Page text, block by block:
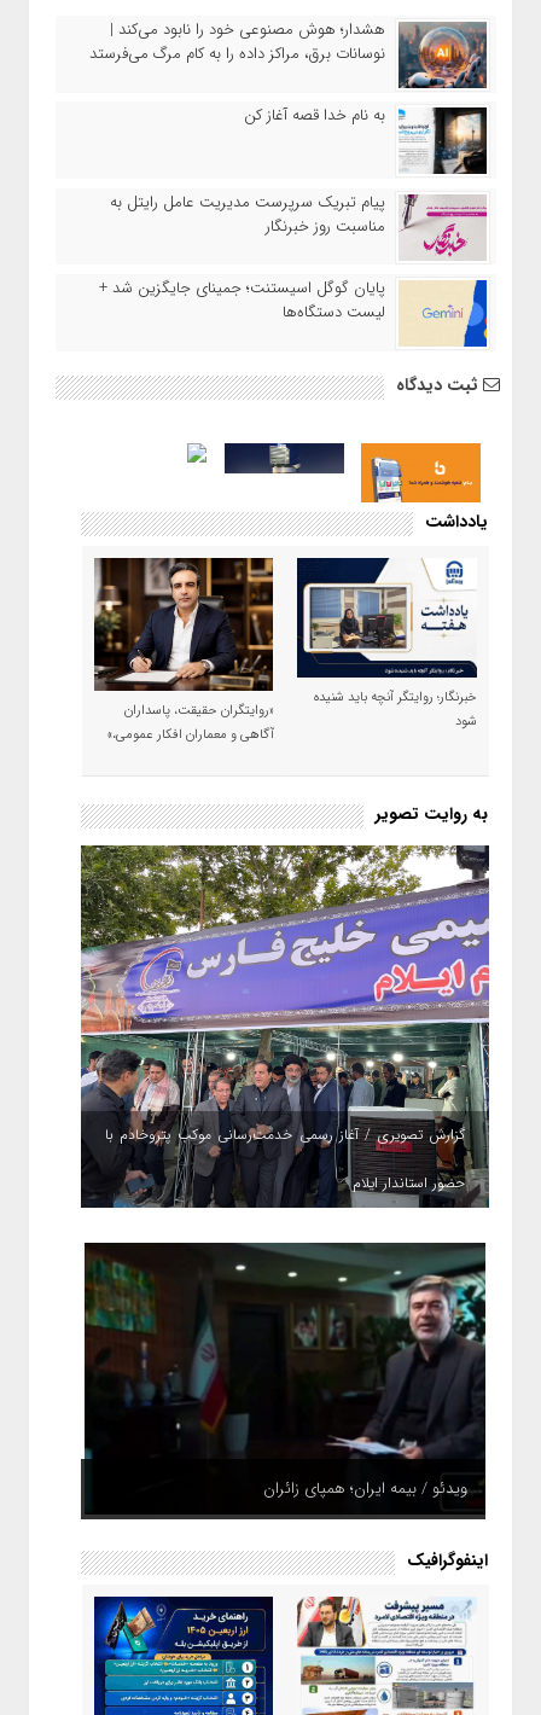
هشدار؛ هوش مصنوعی خود را نابود می‌کند |
نوسانات برق، مراکز داده را به کام مرگ می‌فرستد
به نام خدا قصه آغاز کن
پیام تبریک سرپرست مدیریت عامل رایتل به
مناسبت روز خبرنگار
پایان گوگل اسیستنت؛ جمینای جایگزین شد +
لیست دستگاه‌ها
ثبت دیدگاه
یادداشت
خبرنگار؛ روایتگر آنچه باید شنیده
شود
«روایتگران حقیقت، پاسداران
آگاهی و معماران افکار عمومی،»
به روایت تصویر
گزارش تصویری / آغاز رسمی خدمت‌رسانی موکب پتروخادم با
حضور استاندار ایلام
ویدئو / بیمه ایران؛ همپای زائران
اینفوگرافیک